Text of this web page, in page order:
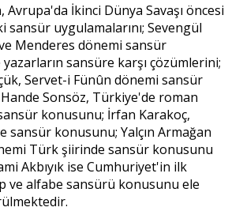
İkinci Dünya Savaşı öncesi
sansür uygulamalarını; Sevengül
Menderes dönemi sansür
sansüre karşı çözümlerini;
Servet-i Fünûn dönemi sansür
Hande Sonsöz, Türkiye'de roman
konusunu; İrfan Karakoç,
sansür konusunu; Yalçın Armağan
Türk şiirinde sansür konusunu
Akbıyık ise Cumhuriyet'in ilk
ve alfabe sansürü konusunu ele